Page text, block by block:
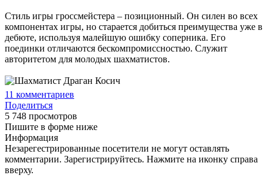
Стиль игры гроссмейстера – позиционный. Он силен во всех
компонентах игры, но старается добиться преимущества уже в
дебюте, используя малейшую ошибку соперника. Его
поединки отличаются бескомпромиссностью. Служит
авторитетом для молодых шахматистов.
11 комментариев
Поделиться
5 748 просмотров
Пишите в форме ниже
Информация
Незарегестрированные посетители не могут оставлять
комментарии. Зарегистрируйтесь. Нажмите на иконку справа
вверху.